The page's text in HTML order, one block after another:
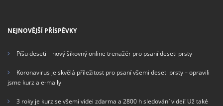
NEJNOVĚJŠÍ PŘÍSPĚVKY
Píšu deseti – nový šikovný online trenažér pro psaní deseti prsty
Koronavirus je skvělá příležitost pro psaní všemi deseti prsty – opravili
jsme kurz a e-maily
3 roky je kurz se všemi videi zdarma a 2800 h sledování videí! Už také